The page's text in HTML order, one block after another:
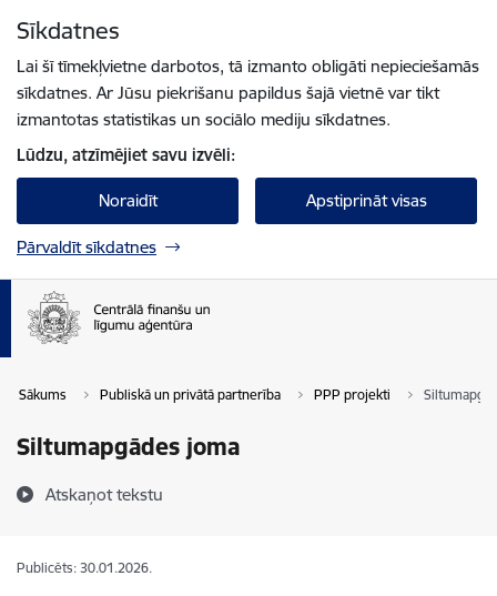
Sīkdatnes
Lai šī tīmekļvietne darbotos, tā izmanto obligāti nepieciešamās
sīkdatnes. Ar Jūsu piekrišanu papildus šajā vietnē var tikt
izmantotas statistikas un sociālo mediju sīkdatnes.
Lūdzu, atzīmējiet savu izvēli:
Noraidīt Apstiprināt visas
Pārvaldīt sīkdatnes
Sākums Publiskā un privātā partnerība PPP projekti
Siltumapgādes joma
Atskaņot tekstu
Publicēts: 30.01.2026.